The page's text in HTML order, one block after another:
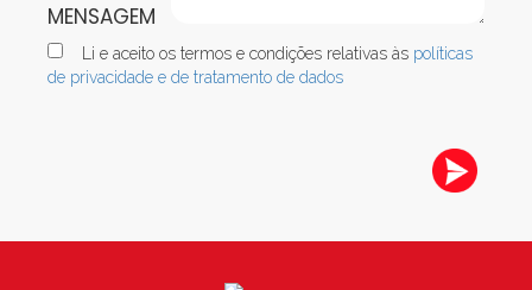
MENSAGEM
Li e aceito os termos e condições relativas às políticas
de privacidade e de tratamento de dados